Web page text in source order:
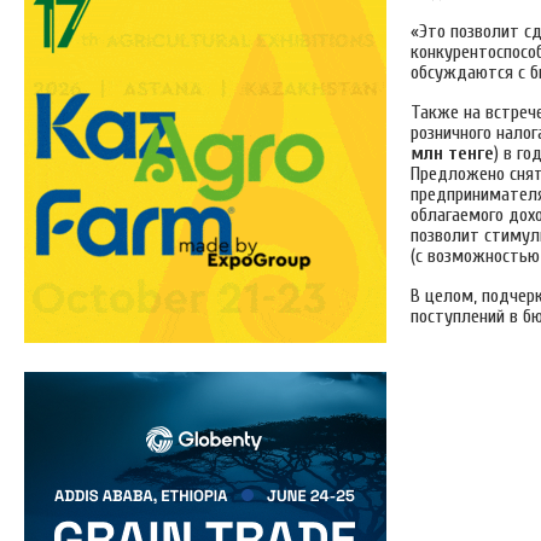
«Это позволит
обсуждаются с
Также на
розничного
млн тенге) в
Предложено
облагаемого
позволит
(с
В целом,
поступлений в